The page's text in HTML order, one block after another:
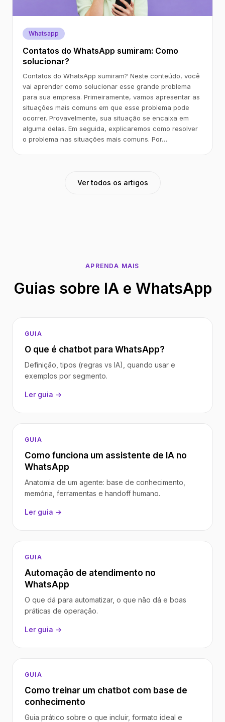
Whatsapp
Contatos do WhatsApp sumiram: Como
solucionar?
Contatos do WhatsApp sumiram? Neste conteúdo, você
vai aprender como solucionar esse grande problema
para sua empresa. Primeiramente, vamos apresentar as
situações mais comuns em que esse problema pode
ocorrer. Provavelmente, sua situação se encaixa em
alguma delas. Em seguida, explicaremos como resolver
o problema nas situações mais comuns. Por…
Ver todos os artigos
APRENDA MAIS
Guias sobre IA e WhatsApp
GUIA
O que é chatbot para WhatsApp?
Definição, tipos (regras vs IA), quando usar e
exemplos por segmento.
Ler guia →
GUIA
Como funciona um assistente de IA no
WhatsApp
Anatomia de um agente: base de conhecimento,
memória, ferramentas e handoff humano.
Ler guia →
GUIA
Automação de atendimento no
WhatsApp
O que dá para automatizar, o que não dá e boas
práticas de operação.
Ler guia →
GUIA
Como treinar um chatbot com base de
conhecimento
Guia prático sobre o que incluir, formato ideal e